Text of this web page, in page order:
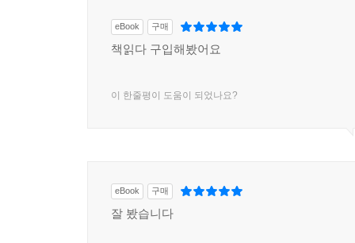
eBook 구매
책읽다 구입해봤어요
이 한줄평이 도움이 되었나요?
eBook 구매
잘 봤습니다